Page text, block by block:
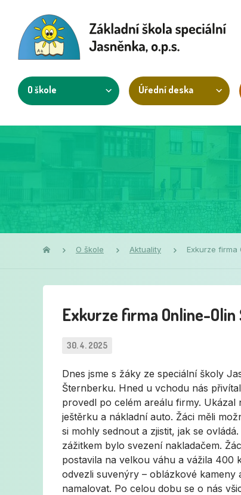
O škole Úřední deska
O škole Aktuality Exkurze firma
Exkurze firma Online-
30. 4. 2025
Dnes jsme s žáky ze speciální školy
Šternberku. Hned u vchodu nás
provedl po celém areálu firmy.
ještěrku a nákladní auto. Žáci měli
si mohly sednout a zjistit, jak se
zážitkem bylo svezení nakladačem.
postavila na velkou váhu a vážila 400
odvezli suvenýry – oblázkové
namalovat. Po celou dobu se o nás